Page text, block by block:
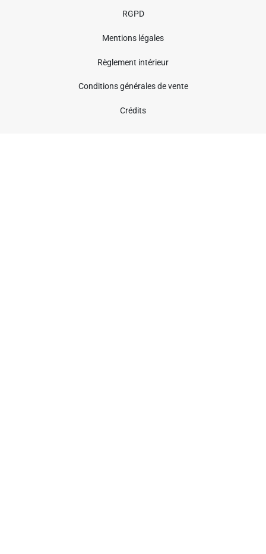
RGPD
Mentions légales
Règlement intérieur
Conditions générales de vente
Crédits